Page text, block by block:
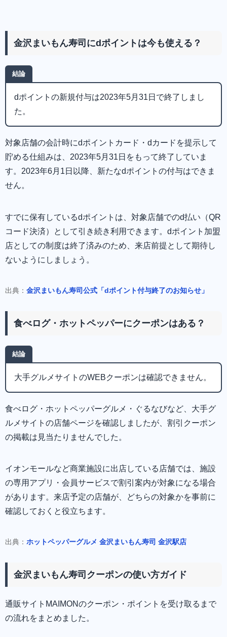
金沢まいもん寿司にdポイントは今も使える？
結論
dポイントの新規付与は2023年5月31日で終了しまし
た。
対象店舗の会計時にdポイントカード・dカードを提示して
貯める仕組みは、2023年5月31日をもって終了していま
す。2023年6月1日以降、新たなdポイントの付与はできま
せん。
すでに保有しているdポイントは、対象店舗でのd払い（QR
コード決済）として引き続き利用できます。dポイント加盟
店としての制度は終了済みのため、来店前提として期待し
ないようにしましょう。
出典： 金沢まいもん寿司公式「dポイント付与終了のお知らせ」
食べログ・ホットペッパーにクーポンはある？
結論
大手グルメサイトのWEBクーポンは確認できません。
食べログ・ホットペッパーグルメ・ぐるなびなど、大手グ
ルメサイトの店舗ページを確認しましたが、割引クーポン
の掲載は見当たりませんでした。
イオンモールなど商業施設に出店している店舗では、施設
の専用アプリ・会員サービスで割引案内が対象になる場合
があります。来店予定の店舗が、どちらの対象かを事前に
確認しておくと役立ちます。
出典： ホットペッパーグルメ 金沢まいもん寿司 金沢駅店
金沢まいもん寿司クーポンの使い方ガイド
通販サイトMAIMONのクーポン・ポイントを受け取るまで
の流れをまとめました。